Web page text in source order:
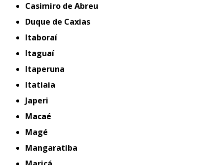
Casimiro de Abreu
Duque de Caxias
Itaboraí
Itaguaí
Itaperuna
Itatiaia
Japeri
Macaé
Magé
Mangaratiba